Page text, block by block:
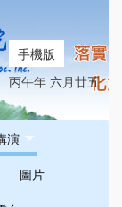
手機版
丙午年 六月廿五
演
圖片